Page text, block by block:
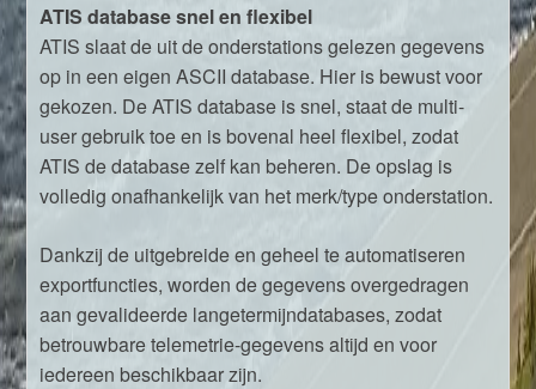
ATIS database snel en flexibel
ATIS slaat de uit de onderstations gelezen gegevens
op in een eigen ASCII database. Hier is bewust voor
gekozen. De ATIS database is snel, staat de multi-
user gebruik toe en is bovenal heel flexibel, zodat
ATIS de database zelf kan beheren. De opslag is
volledig onafhankelijk van het merk/type onderstation.
Dankzij de uitgebreide en geheel te automatiseren
exportfuncties, worden de gegevens overgedragen
aan gevalideerde langetermijndatabases, zodat
betrouwbare telemetrie-gegevens altijd en voor
iedereen beschikbaar zijn.